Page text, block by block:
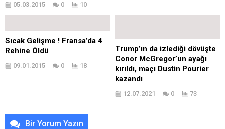
05.03.2015 0 10
Sıcak Gelişme ! Fransa’da 4
Rehine Öldü
09.01.2015 0 18
Trump’ın da izlediği dövüşte
Conor McGregor’un ayağı
kırıldı, maçı Dustin Pourier
kazandı
12.07.2021 0 73
Bir Yorum Yazın